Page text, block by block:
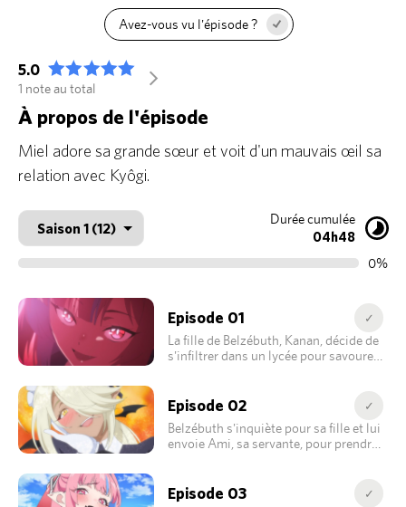
Avez-vous vu l'épisode ?
5.0
1 note au total
arrow_forward_ios
À propos de l'épisode
Miel adore sa grande sœur et voit d'un mauvais œil sa
relation avec Kyôgi.
Durée cumulée
04h48
0%
Episode 01 ✓
La fille de Belzébuth, Kanan, décide de
s'infiltrer dans un lycée pour savourer
Episode 02 ✓
Belzébuth s'inquiète pour sa fille et lui
envoie Ami, sa servante, pour prendre
Episode 03 ✓